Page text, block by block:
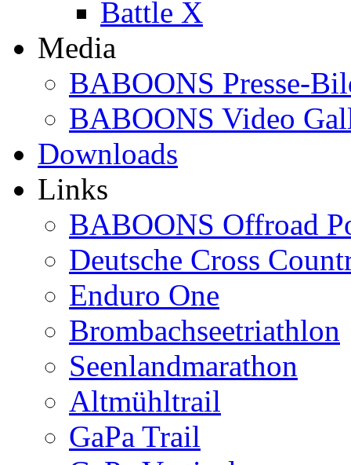
Battle X
Media
BABOONS Presse-
BABOONS Video
Downloads
Links
BABOONS Offroad
Deutsche Cross
Enduro One
Brombachseetriathlon
Seenlandmarathon
Altmühltrail
GaPa Trail